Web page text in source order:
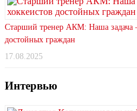
Старший тренер АКМ: Наша задача
достойных граждан
17.08.2025
Интервью